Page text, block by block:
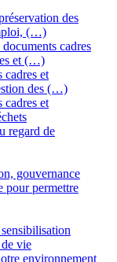
des
(…)
cadres
et (…)
cadres et
des (…)
cadres et
regard de
gouvernance
pour permettre
vie
environnement